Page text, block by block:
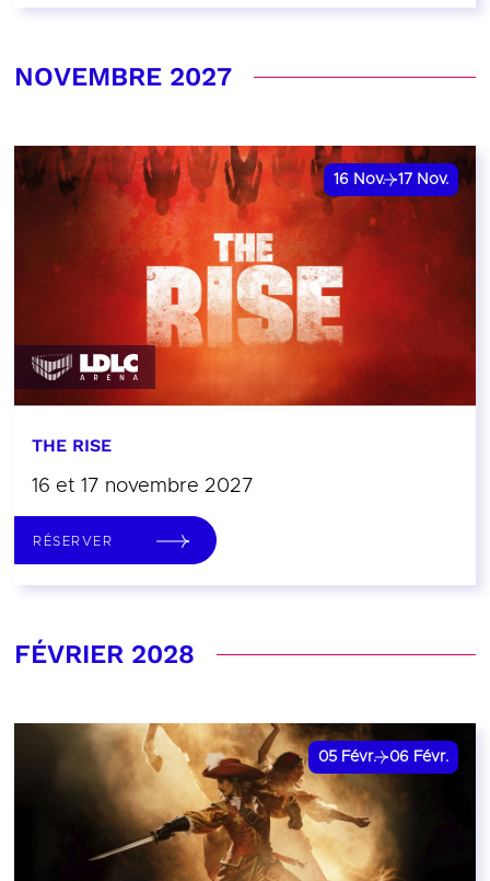
NOVEMBRE 2027
16 Nov. 17 Nov.
THE RISE
16 et 17 novembre 2027
RÉSERVER
FÉVRIER 2028
05 Févr. 06 Févr.